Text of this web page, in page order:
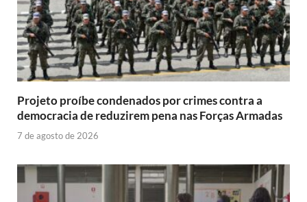
Projeto proíbe condenados por crimes contra a
democracia de reduzirem pena nas Forças Armadas
7 de agosto de 2026